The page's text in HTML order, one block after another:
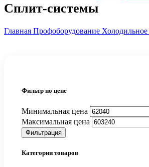
Сплит-системы
Главная Профоборудование Холодильное
Фильтр по цене
Минимальная цена
Максимальная цена
Фильтрация
Категории товаров